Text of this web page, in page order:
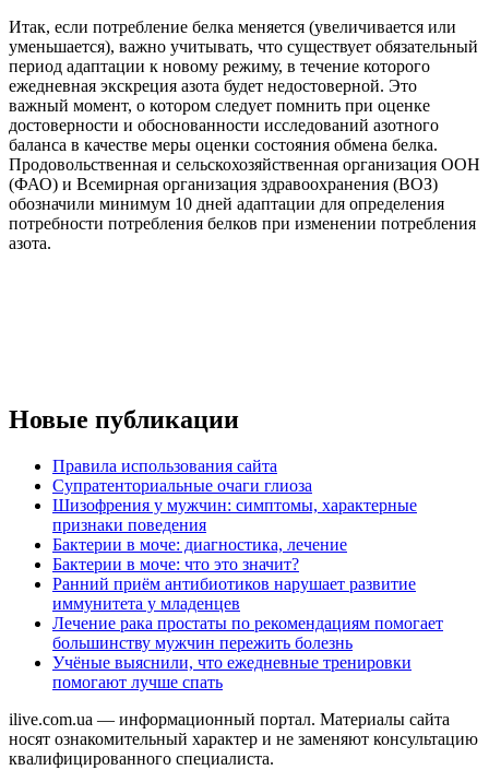
Итак, если потребление белка меняется (увеличивается или
уменьшается), важно учитывать, что существует обязательный
период адаптации к новому режиму, в течение которого
ежедневная экскреция азота будет недостоверной. Это
важный момент, о котором следует помнить при оценке
достоверности и обоснованности исследований азотного
баланса в качестве меры оценки состояния обмена белка.
Продовольственная и сельскохозяйственная организация ООН
(ФАО) и Всемирная организация здравоохранения (ВОЗ)
обозначили минимум 10 дней адаптации для определения
потребности потребления белков при изменении потребления
азота.
Новые публикации
Правила использования сайта
Супратенториальные очаги глиоза
Шизофрения у мужчин: симптомы, характерные
признаки поведения
Бактерии в моче: диагностика, лечение
Бактерии в моче: что это значит?
Ранний приём антибиотиков нарушает развитие
иммунитета у младенцев
Лечение рака простаты по рекомендациям помогает
большинству мужчин пережить болезнь
Учёные выяснили, что ежедневные тренировки
помогают лучше спать
ilive.com.ua — информационный портал. Материалы сайта
носят ознакомительный характер и не заменяют консультацию
квалифицированного специалиста.